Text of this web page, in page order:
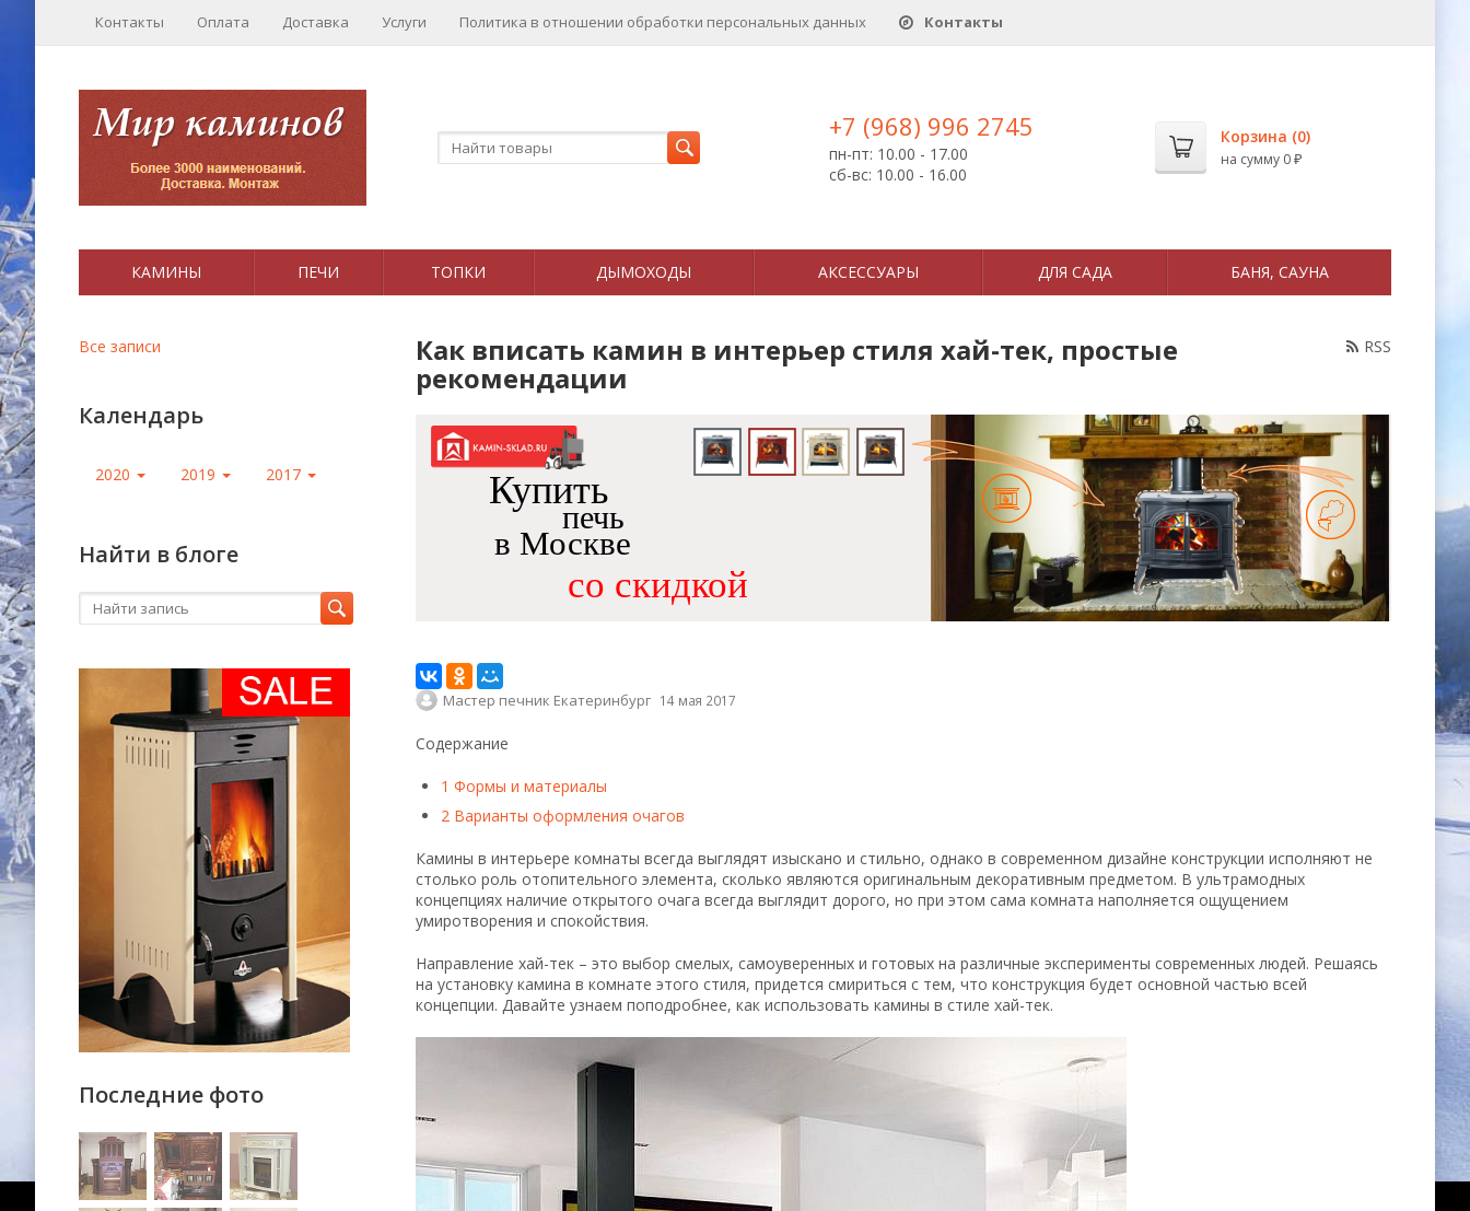
Контакты Оплата Доставка Услуги Политика в отношении обработки персональных данныx Контакты
+7 (968) 996 2745
пн-пт: 10.00 - 17.00
сб-вс: 10.00 - 16.00
Корзина (0)
на сумму 0 ₽
КАМИНЫ ПЕЧИ ТОПКИ ДЫМОХОДЫ АКСЕССУАРЫ ДЛЯ САДА БАНЯ, САУНА
Все записи
Календарь
2020 2019 2017
Найти в блоге
Последние фото
RSS
Как вписать камин в интерьер стиля хай-тек, простые
рекомендации
Купить
печь
в Москве
со скидкой
Мастер печник Екатеринбург 14 мая 2017
Содержание
1 Формы и материалы
2Варианты оформления очагов
Камины в интерьере комнаты всегда выглядят изыскано и стильно, однако в современном дизайне конструкции исполняют не
столько роль отопительного элемента, сколько являются оригинальным декоративным предметом. В ультрамодных
концепциях наличие открытого очага всегда выглядит дорого, но при этом сама комната наполняется ощущением
умиротворения и спокойствия.
Направление хай-тек – это выбор смелых, самоуверенных и готовых на различные эксперименты современных людей. Решаясь
на установку камина в комнате этого стиля, придется смириться с тем, что конструкция будет основной частью всей
концепции. Давайте узнаем поподробнее, как использовать камины в стиле хай-тек.